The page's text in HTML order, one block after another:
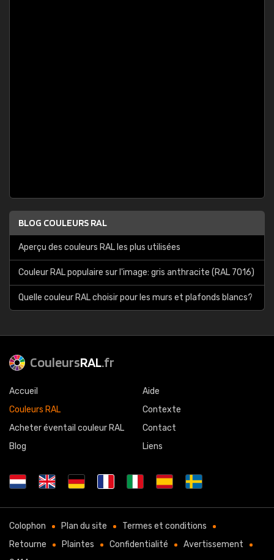
BLOG COULEURS RAL
Aperçu des couleurs RAL les plus utilisées
Couleur RAL populaire sur l'image: gris anthracite (RAL 7016)
Quelle couleur RAL choisir pour les murs et plafonds blancs?
CouleursRAL.fr
Accueil
Couleurs RAL
Acheter éventail couleur RAL
Blog
Aide
Contexte
Contact
Liens
Colophon Plan du site
Termes et conditions
Retourne
Plaintes Confidentialité
Avertissement